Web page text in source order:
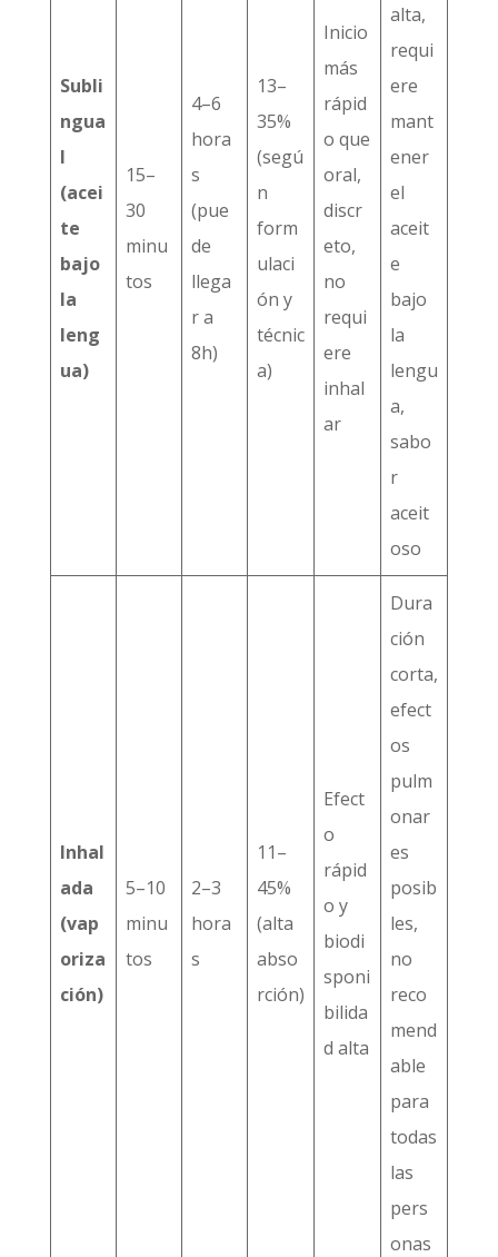
Subli
ngua
l
(acei
te
bajo
la
leng
ua)
15–
30
minu
tos
4–6
hora
s
(pue
de
llega
r a
8h)
13–
35%
(segú
n
form
ulaci
ón y
técnic
a)
Inicio
más
rápid
o que
oral,
discr
eto,
no
requi
ere
inhal
ar
alta,
requi
ere
mant
ener
el
aceit
e
bajo
la
lengu
a,
sabo
r
aceit
oso
Inhal
ada
(vap
oriza
ción)
5–10
minu
tos
2–3
hora
s
11–
45%
(alta
abso
rción)
Efect
o
rápid
o y
biodi
sponi
bilida
d alta
Dura
ción
corta,
efect
os
pulm
onar
es
posib
les,
no
reco
mend
able
para
todas
las
pers
onas